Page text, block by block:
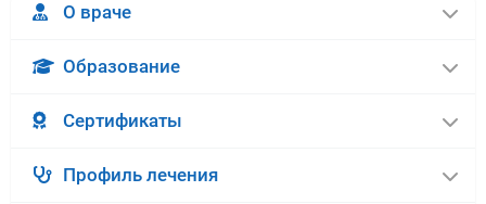
О враче
Образование
Сертификаты
Профиль лечения